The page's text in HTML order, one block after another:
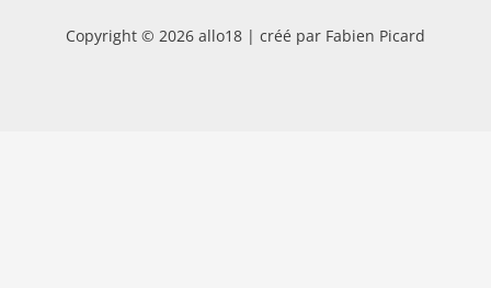
Copyright © 2026 allo18 | créé par Fabien Picard